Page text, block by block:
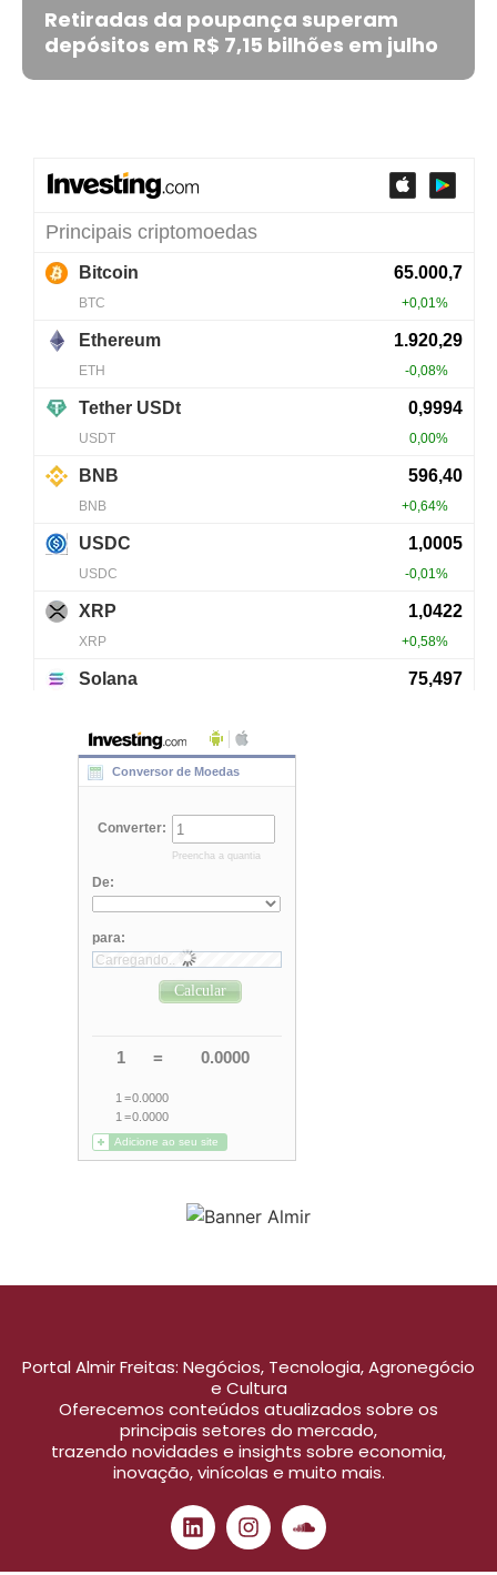
Retiradas da poupança superam
depósitos em R$ 7,15 bilhões em julho
Portal Almir Freitas: Negócios, Tecnologia, Agronegócio
e Cultura
Oferecemos conteúdos atualizados sobre os
principais setores do mercado,
trazendo novidades e insights sobre economia,
inovação, vinícolas e muito mais.